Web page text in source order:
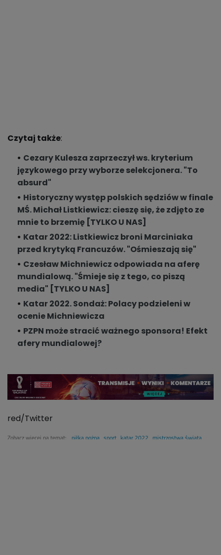
Czytaj także:
Cezary Kulesza zaprzeczył ws. kryterium
językowego przy wyborze selekcjonera. "To
absurd"
Historyczny występ polskich sędziów w finale
MŚ. Michał Listkiewicz: cieszę się, że zdjęto ze
mnie to brzemię [TYLKO U NAS]
Katar 2022: Listkiewicz broni Marciniaka
przed krytyką Francuzów. "Ośmieszają się"
Czesław Michniewicz odpowiada na aferę
mundialową. "Śmieje się z tego, co piszą
media" [TYLKO U NAS]
Katar 2022. Sondaż: Polacy podzieleni w
ocenie Michniewicza
PZPN może stracić ważnego sponsora! Efekt
afery mundialowej?
red/Twitter
Zobacz więcej na temat: piłka nożna sport katar 2022 mistrzostwa świata